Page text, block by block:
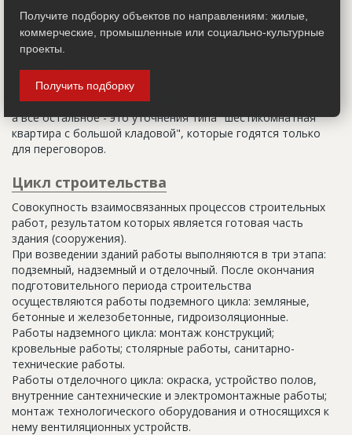
Настоящим строительным адресом можно считать адрес,
указанный в правоустанавливающих документах. Иногда
строительные организации делают свои добавления
(например, вторая очередь). В официальных документах
должен присутствовать официальный строительный адрес,
а все остальное - это уточнения типа "шестикомнатная
квартира с большой кладовой", которые годятся только
для переговоров.
Цикл строительства
Совокупность взаимосвязанных процессов строительных
работ, результатом которых является готовая часть
здания (сооружения).
При возведении зданий работы выполняются в три этапа:
подземный, надземный и отделочный. После окончания
подготовительного периода строительства
осуществляются работы подземного цикла: земляные,
бетонные и железобетонные, гидроизоляционные.
Работы надземного цикла: монтаж конструкций;
кровельные работы; столярные работы, санитарно-
технические работы.
Работы отделочного цикла: окраска, устройство полов,
внутренние сантехнические и электромонтажные работы;
монтаж технологического оборудования и относящихся к
нему вентиляционных устройств.
Получите подборку объектов по направлениям: жилые,
коммерческие, промышленные или социально-культурные
проекты.
Получить подборку